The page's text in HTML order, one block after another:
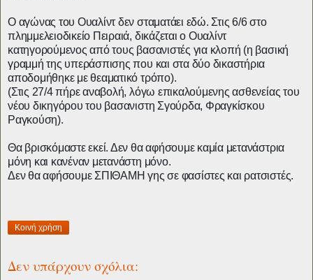
Ο αγώνας του Ουαλίντ δεν σταματάει εδώ. Στις 6/6 στο
πλημμελειοδικείο Πειραιά, δικάζεται ο Ουαλίντ
κατηγορούμενος από τους βασανιστές για κλοπή (η βασική
γραμμή της υπεράσπισης που και στα δύο δικαστήρια
αποδομήθηκε με θεαματικό τρόπο).
(Στις 27/4 πήρε αναβολή, λόγω επικαλούμενης ασθενείας του
νέου δικηγόρου του βασανιστη Σγούρδα, Φραγκίσκου
Ραγκούση).
Θα βρισκόμαστε εκεί. Δεν θα αφήσουμε καμία μετανάστρια
μόνη και κανέναν μετανάστη μόνο.
Δεν θα αφήσουμε ΣΠΙΘΑΜΗ γης σε φασίστες και ρατσιστές.
Κοινή χρήση
Δεν υπάρχουν σχόλια: